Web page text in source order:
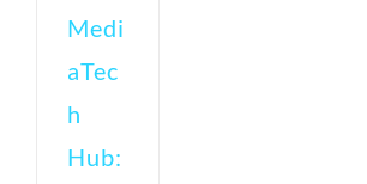
Pre-
Event
Medi
aTec
h
Hub: